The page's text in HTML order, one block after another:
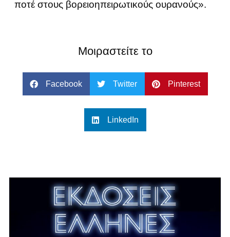
ποτέ στους βορειοηπειρωτικούς ουρανούς».
Μοιραστείτε το
Facebook Twitter Pinterest
LinkedIn